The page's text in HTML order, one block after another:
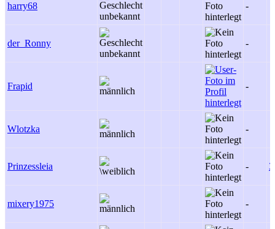
harry68 -
der_Ronny -
Frapid -
Wlotzka -
Prinzessleia - 3
mixery1975 -